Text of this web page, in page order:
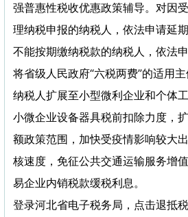
强普惠性税收优惠政策辅导。对因
理纳税申报的纳税人，依法申请延
不能按期缴纳税款的纳税人，依法
将省级人民政府“六税两费”的适用
纳税人扩展至小型微利企业和个体
小微企业设备器具税前扣除力度，
额政策范围，加快受疫情影响较大
核速度，免征公共交通运输服务增
易企业内销税款缓税利息。
登录河北省电子税务局，点击退抵